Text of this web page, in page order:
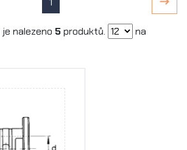
je nalezeno 5produktů.
na